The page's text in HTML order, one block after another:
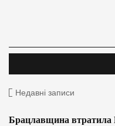
Недавні записи
Брацлавщина втратила